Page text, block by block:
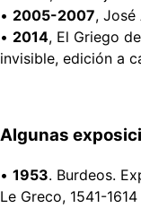
• 2005-2007, José
• 2014, El Griego
invisible, edición a
Algunas
• 1953. Burdeos.
Le Greco, 1541-